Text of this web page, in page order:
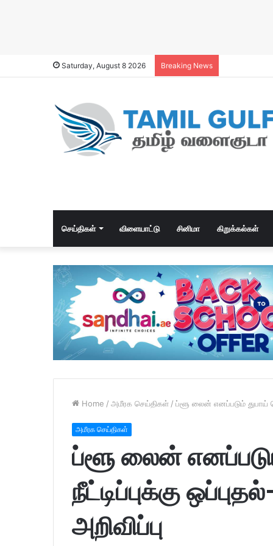
Saturday, August 8 2026 Breaking News
செய்திகள் விளையாட்டு சினிமா கிறுக்கல்கள்
Home / அமீரக செய்திகள் / ப்ளூ லைன் எனப்படும் துபாய்
அமீரக செய்திகள்
ப்ளூ லைன்
நீட்டிப்புக்கு
அறிவிப்பு